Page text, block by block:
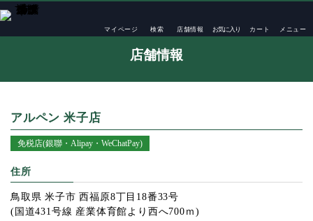
マイページ 検索 店舗情報 お気に入り カート メニュー
TOP
店舗情報
アルペン 米子店
免税店(銀聯・Alipay・WeChatPay)
住所
鳥取県 米子市 西福原8丁目18番33号
(国道431号線 産業体育館より西へ700ｍ)